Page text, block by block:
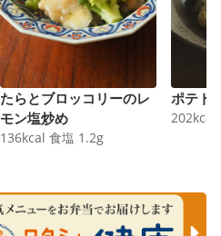
たらとブロッコリーのレ
モン塩炒め
136kcal 食塩 1.2g
ポテト
202kcal